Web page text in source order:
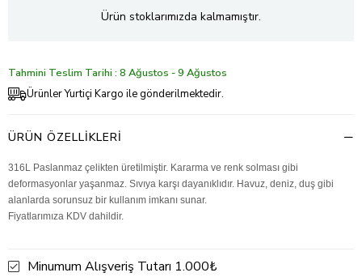
Ürün stoklarımızda kalmamıştır.
Tahmini Teslim Tarihi : 8 Ağustos - 9 Ağustos
Ürünler Yurtiçi Kargo ile gönderilmektedir.
ÜRÜN ÖZELLIKLERI
316L Paslanmaz çelikten üretilmiştir. Kararma ve renk solması gibi
deformasyonlar yaşanmaz. Sıvıya karşı dayanıklıdır. Havuz, deniz, duş gibi
alanlarda sorunsuz bir kullanım imkanı sunar.
Fiyatlarımıza KDV dahildir.
Minumum Alışveriş Tutarı 1.000₺